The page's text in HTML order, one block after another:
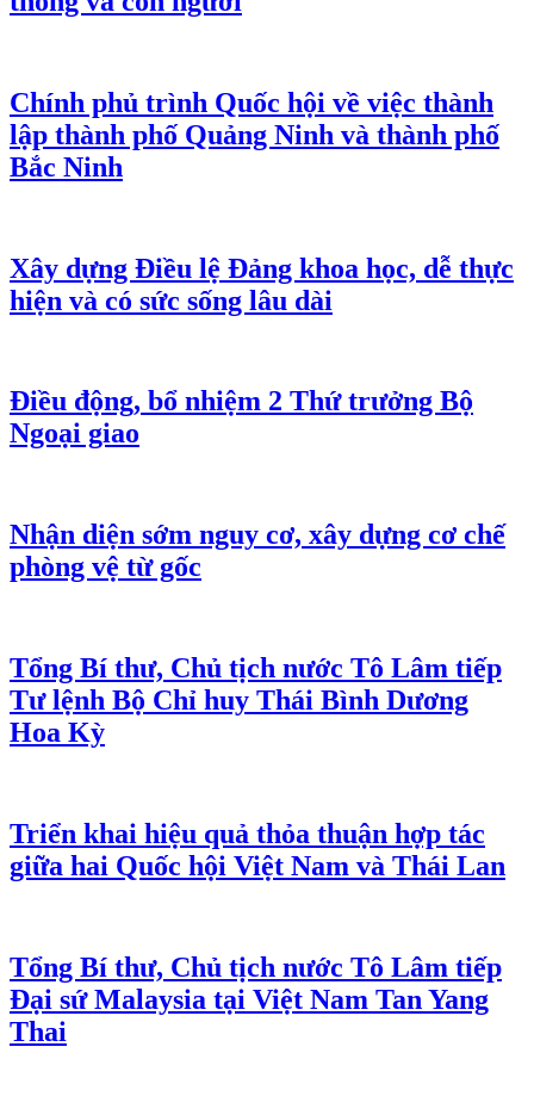
Chính phủ trình Quốc hội về việc thành
lập thành phố Quảng Ninh và thành phố
Bắc Ninh
Xây dựng Điều lệ Đảng khoa học, dễ thực
hiện và có sức sống lâu dài
Điều động, bổ nhiệm 2 Thứ trưởng Bộ
Ngoại giao
Nhận diện sớm nguy cơ, xây dựng cơ chế
phòng vệ từ gốc
Tổng Bí thư, Chủ tịch nước Tô Lâm tiếp
Tư lệnh Bộ Chỉ huy Thái Bình Dương
Hoa Kỳ
Triển khai hiệu quả thỏa thuận hợp tác
giữa hai Quốc hội Việt Nam và Thái Lan
Tổng Bí thư, Chủ tịch nước Tô Lâm tiếp
Đại sứ Malaysia tại Việt Nam Tan Yang
Thai